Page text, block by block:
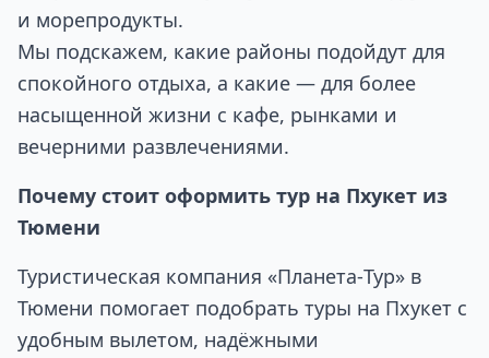
и морепродукты.
Мы подскажем, какие районы подойдут для
спокойного отдыха, а какие — для более
насыщенной жизни с кафе, рынками и
вечерними развлечениями.
Почему стоит оформить тур на Пхукет из
Тюмени
Туристическая компания «Планета‑Тур» в
Тюмени помогает подобрать туры на Пхукет с
удобным вылетом, надёжными